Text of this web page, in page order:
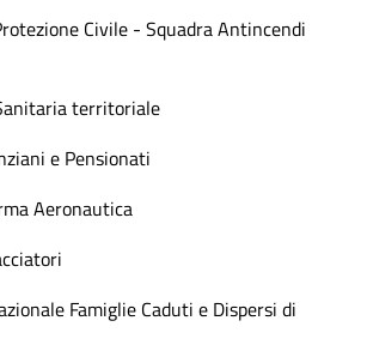
Civile - Squadra Antincendi
territoriale
e Pensionati
Aeronautica
Famiglie Caduti e Dispersi di